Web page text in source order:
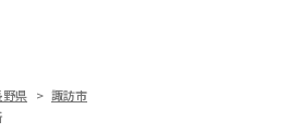
野県
諏訪市